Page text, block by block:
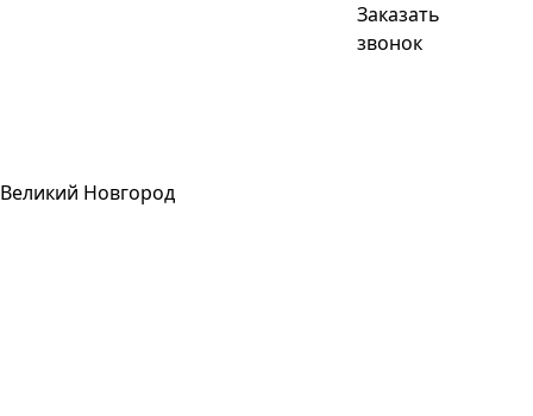
Великий Новгород
Заказать
звонок